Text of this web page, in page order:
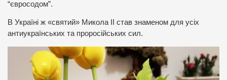
“євросодом”.
В Україні ж «святий» Микола ІІ став знаменом для усіх
антиукраїнських та проросійських сил.